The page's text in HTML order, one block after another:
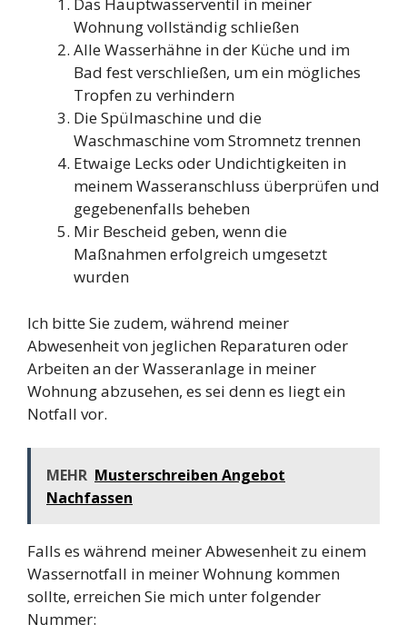
Wohnung vollständig schließen
Alle Wasserhähne in der Küche und im
Bad fest verschließen, um ein mögliches
Tropfen zu verhindern
Die Spülmaschine und die
Waschmaschine vom Stromnetz trennen
Etwaige Lecks oder Undichtigkeiten in
meinem Wasseranschluss überprüfen und
gegebenenfalls beheben
Mir Bescheid geben, wenn die
Maßnahmen erfolgreich umgesetzt
wurden
Ich bitte Sie zudem, während meiner
Abwesenheit von jeglichen Reparaturen oder
Arbeiten an der Wasseranlage in meiner
Wohnung abzusehen, es sei denn es liegt ein
Notfall vor.
MEHR Musterschreiben Angebot
Nachfassen
Falls es während meiner Abwesenheit zu einem
Wassernotfall in meiner Wohnung kommen
sollte, erreichen Sie mich unter folgender
Nummer: